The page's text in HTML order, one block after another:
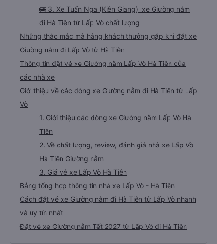
🚌 3. Xe Tuấn Nga (Kiên Giang): xe Giường nằm
đi Hà Tiên từ Lấp Vò chất lượng
Những thắc mắc mà hàng khách thường gặp khi đặt xe
Giường nằm đi Lấp Vò từ Hà Tiên
Thông tin đặt vé xe Giường nằm Lấp Vò Hà Tiên của
các nhà xe
Giới thiệu về các dòng xe Giường nằm đi Hà Tiên từ Lấp
Vò
1. Giới thiệu các dòng xe Giường nằm Lấp Vò Hà
Tiên
2. Về chất lượng, review, đánh giá nhà xe Lấp Vò
Hà Tiên Giường nằm
3. Giá vé xe Lấp Vò Hà Tiên
Bảng tổng hợp thông tin nhà xe Lấp Vò - Hà Tiên
Cách đặt vé xe Giường nằm đi Hà Tiên từ Lấp Vò nhanh
và uy tín nhất
Đặt vé xe Giường nằm Tết 2027 từ Lấp Vò đi Hà Tiên